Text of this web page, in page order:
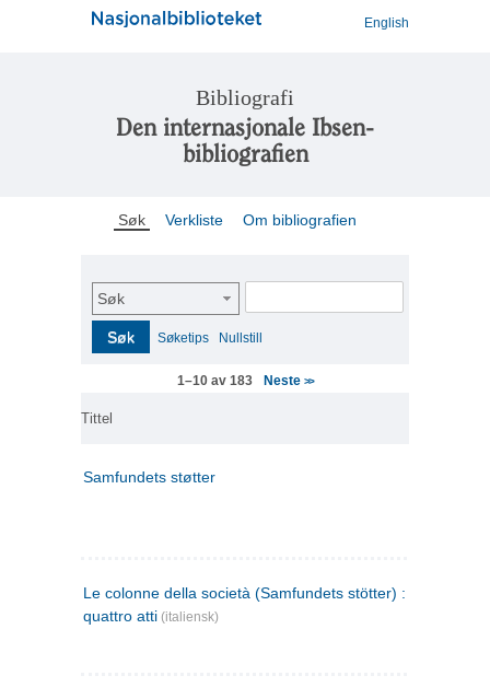
English
Bibliografi
Den internasjonale Ibsen-
bibliografien
Søk Verkliste Om bibliografien
Søk
Søk Søketips Nullstill
1–10 av 183 Neste >>
Tittel
Samfundets støtter
Le colonne della società (Samfundets stötter) : commedia
quattro atti (italiensk)